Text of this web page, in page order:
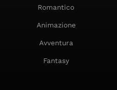
Romantico
Animazione
Avventura
Fantasy